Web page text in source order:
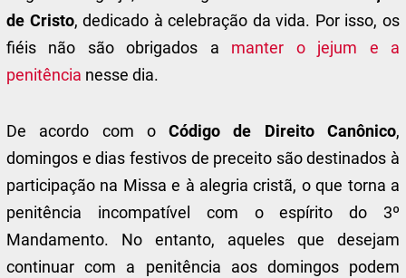
de Cristo, dedicado à celebração da vida. Por isso, os
fiéis não são obrigados a manter o jejum e a
penitência nesse dia.
De acordo com oCódigo de Direito Canônico,
domingos e dias festivos de preceito são destinados à
participação na Missa e à alegria cristã, o que torna a
penitência incompatível com o espírito do 3º
Mandamento. No entanto, aqueles que desejam
continuar com a penitência aos domingos podem